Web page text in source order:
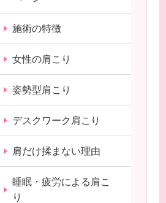
施術の特徴
女性の肩こり
姿勢型肩こり
デスクワーク肩こり
肩だけ揉まない理由
睡眠・疲労による肩こ
り